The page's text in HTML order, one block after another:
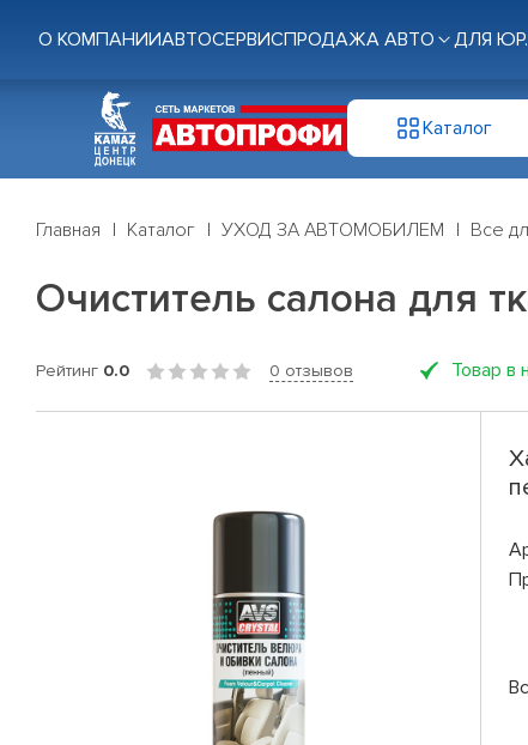
О КОМПАНИИАВТОСЕРВИСПРОДАЖА АВТО ДЛЯ
Каталог
Главная Каталог УХОД ЗА АВТОМОБИЛЕМ Все
Очиститель салона для
Рейтинг 0.0 0 отзывов Товар в